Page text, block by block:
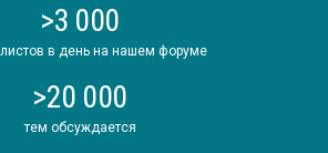
>3 000
в день на нашем форуме
>20 000
тем обсуждается